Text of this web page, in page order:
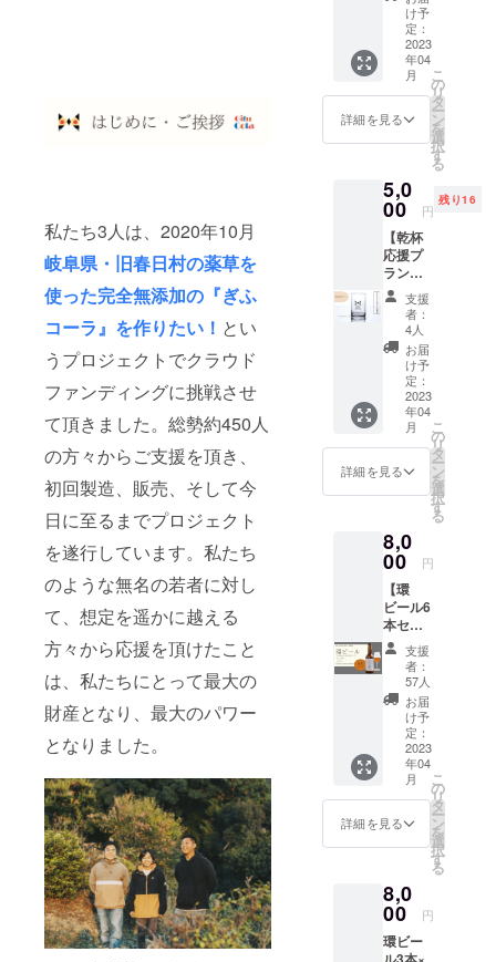
私たち3人は、2020年10月
岐阜県・旧春日村の薬草を
使った完全無添加の『ぎふ
コーラ』を作りたい！ とい
うプロジェクトでクラウド
ファンディングに挑戦させ
て頂きました。総勢約450人
の方々からご支援を頂き、
初回製造、販売、そして今
日に至るまでプロジェクト
を遂行しています。私たち
のような無名の若者に対し
て、想定を遥かに越える
方々から応援を頂けたこと
は、私たちにとって最大の
財産となり、最大のパワー
となりました。
にてお
礼のご
連絡を
させて
頂きま
す） ク
ラフト
コーラ
の製造
副産物
の商品
化など
まだま
だ地方
を盛り
上げて
いくた
めにや
るべき
ことが
たくさ
んあり
ます。
支援金
は、企
画の試
てさせ
て頂き
ます。
け予
定：
2023
年04
月
詳細を見る
こ
の
リ
タ
ー
ン
を
選
択
す
る
5,0
00 円
残り16
【乾杯
応援プ
ラン】
乾杯グ
ラスを
お送り
致しま
す。 ぎ
ふコー
ラ・
IBUKI
GiN・環
ビール
好きな
ものを
入れて
乾杯し
ましょ
う〜♪
支援
者：
4人
お届
け予
定：
2023
年04
月
詳細を見る
こ
の
リ
タ
ー
ン
を
選
択
す
る
8,0
00 円
【環
ビール6
本セッ
ト】 製
造した
ての
ビール
をお届
けしま
す。 新
生活の
スター
トに。
送別品
とし
て。 み
楽しく
飲みた
くなる
ビール
支援
者：
57人
お届
け予
定：
2023
年04
月
詳細を見る
こ
の
リ
タ
ー
ン
を
選
択
す
る
8,0
00 円
環ビー